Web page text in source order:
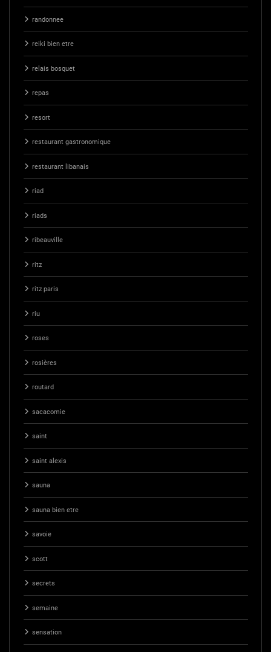
randonnee
reiki bien etre
relais bosquet
repas
resort
restaurant gastronomique
restaurant libanais
riad
riads
ribeauville
ritz
ritz paris
riu
roses
rosières
routard
sacacomie
saint
saint alexis
sauna
sauna bien etre
savoie
scott
secrets
semaine
sensation